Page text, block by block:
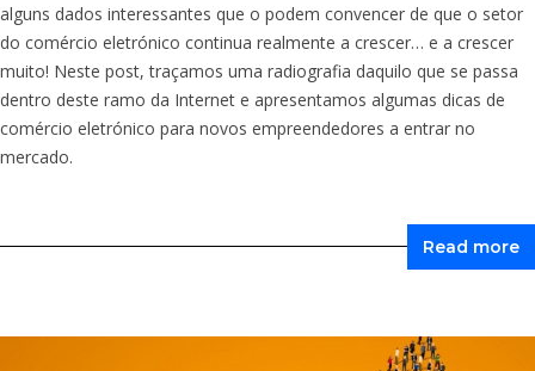
alguns dados interessantes que o podem convencer de que o setor
do comércio eletrónico continua realmente a crescer… e a crescer
muito! Neste post, traçamos uma radiografia daquilo que se passa
dentro deste ramo da Internet e apresentamos algumas dicas de
comércio eletrónico para novos empreendedores a entrar no
mercado.
Read more